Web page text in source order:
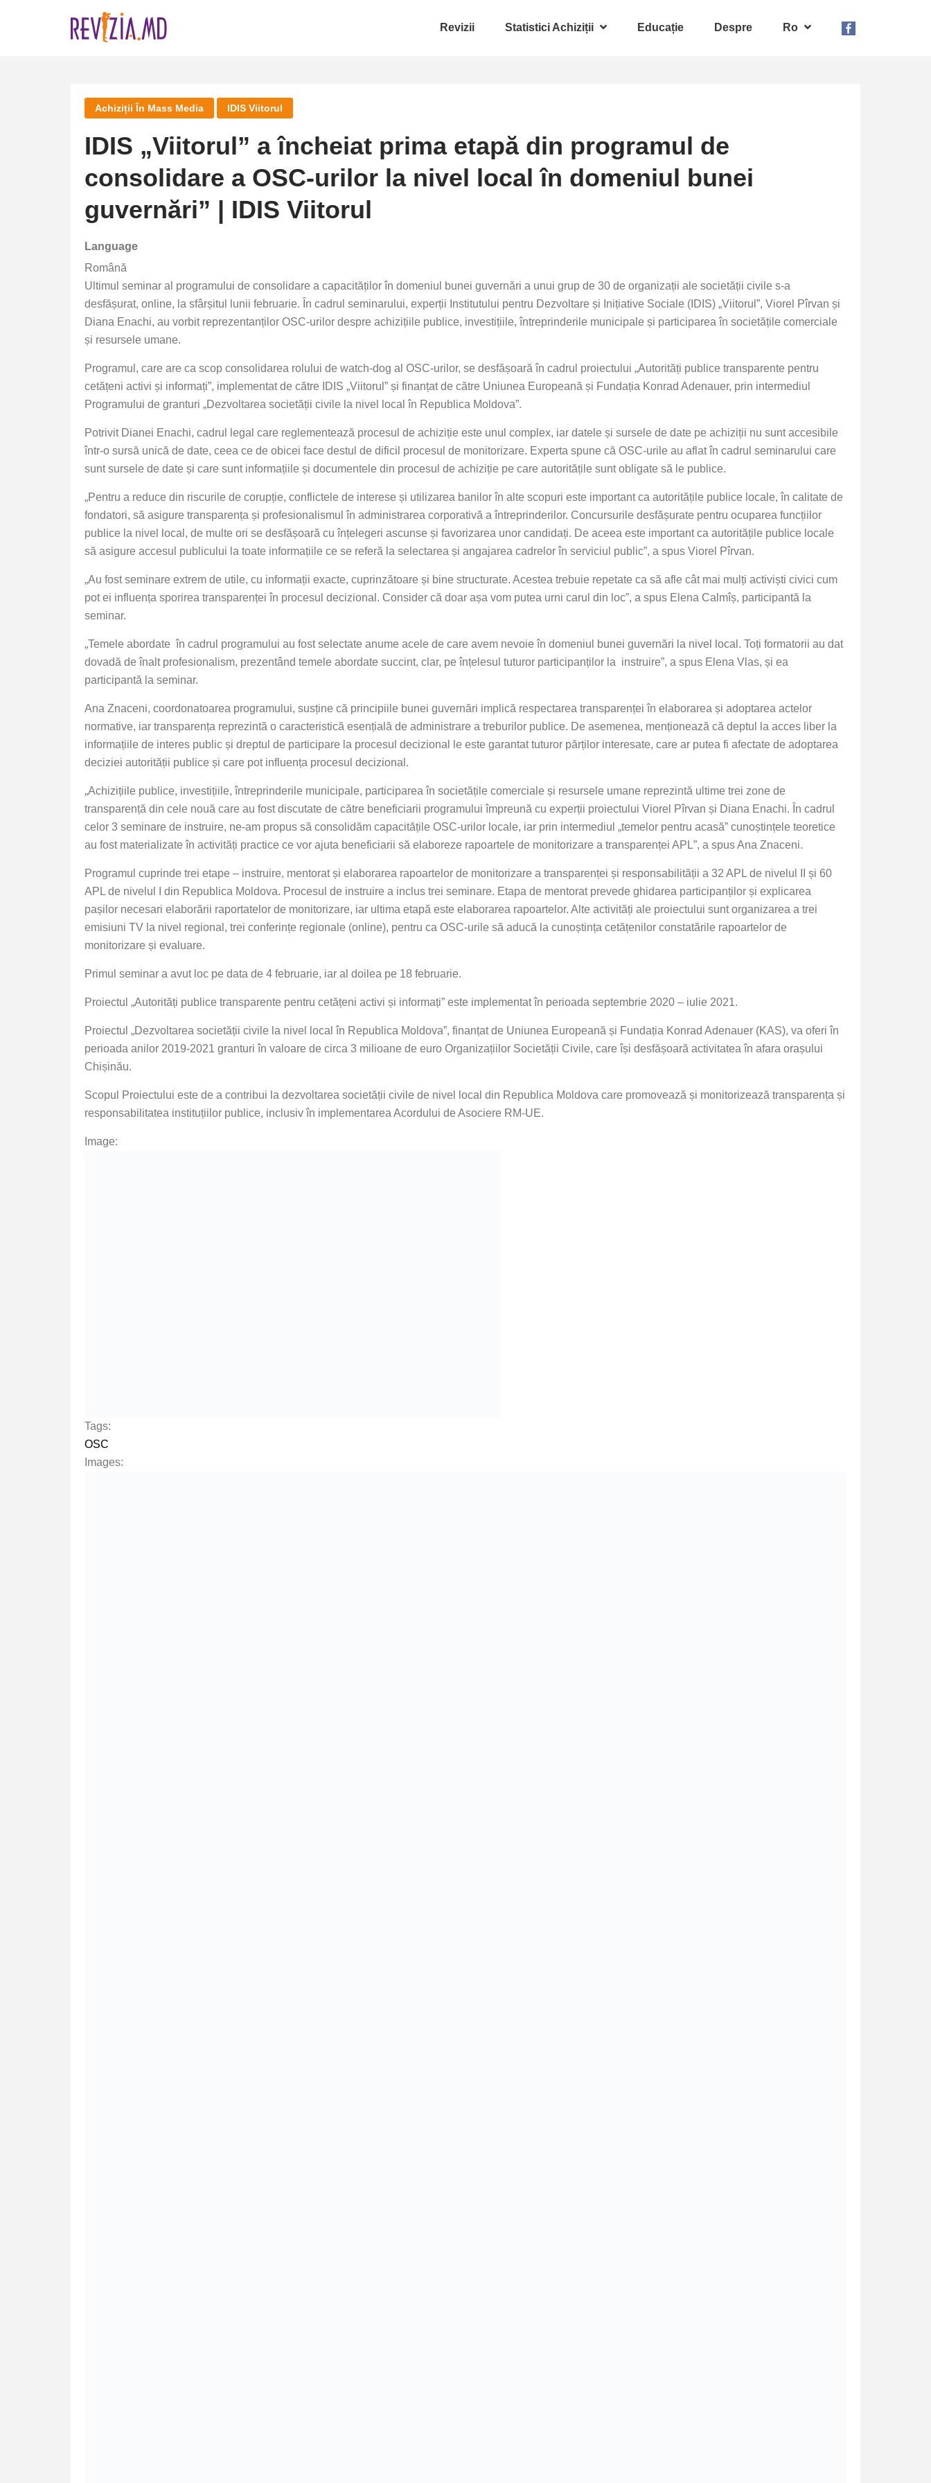
Revizii Statistici Achiziții Educație Despre Ro
Achiziții În Mass Media IDIS Viitorul
IDIS „Viitorul” a încheiat prima etapă din programul de
consolidare a OSC-urilor la nivel local în domeniul bunei
guvernări” | IDIS Viitorul
Language
Română
Ultimul seminar al programului de consolidare a capacităților în domeniul bunei guvernări a unui grup de 30 de organizații ale societății civile s-a
desfășurat, online, la sfârșitul lunii februarie. În cadrul seminarului, experții Institutului pentru Dezvoltare și Inițiative Sociale (IDIS) „Viitorul”, Viorel Pîrvan și
Diana Enachi, au vorbit reprezentanților OSC-urilor despre achizițiile publice, investițiile, întreprinderile municipale și participarea în societățile comerciale
și resursele umane.
Programul, care are ca scop consolidarea rolului de watch-dog al OSC-urilor, se desfășoară în cadrul proiectului „Autorități publice transparente pentru
cetățeni activi și informați”, implementat de către IDIS „Viitorul” și finanțat de către Uniunea Europeană și Fundația Konrad Adenauer, prin intermediul
Programului de granturi „Dezvoltarea societății civile la nivel local în Republica Moldova”.
Potrivit Dianei Enachi, cadrul legal care reglementează procesul de achiziție este unul complex, iar datele și sursele de date pe achiziții nu sunt accesibile
într-o sursă unică de date, ceea ce de obicei face destul de dificil procesul de monitorizare. Experta spune că OSC-urile au aflat în cadrul seminarului care
sunt sursele de date și care sunt informațiile și documentele din procesul de achiziție pe care autoritățile sunt obligate să le publice.
„Pentru a reduce din riscurile de corupție, conflictele de interese și utilizarea banilor în alte scopuri este important ca autoritățile publice locale, în calitate de
fondatori, să asigure transparența și profesionalismul în administrarea corporativă a întreprinderilor. Concursurile desfășurate pentru ocuparea funcțiilor
publice la nivel local, de multe ori se desfășoară cu înțelegeri ascunse și favorizarea unor candidați. De aceea este important ca autoritățile publice locale
să asigure accesul publicului la toate informațiile ce se referă la selectarea și angajarea cadrelor în serviciul public”, a spus Viorel Pîrvan.
„Au fost seminare extrem de utile, cu informații exacte, cuprinzătoare și bine structurate. Acestea trebuie repetate ca să afle cât mai mulți activiști civici cum
pot ei influența sporirea transparenței în procesul decizional. Consider că doar așa vom putea urni carul din loc”, a spus Elena Calmîș, participantă la
seminar.
„Temele abordate în cadrul programului au fost selectate anume acele de care avem nevoie în domeniul bunei guvernări la nivel local. Toți formatorii au dat
dovadă de înalt profesionalism, prezentând temele abordate succint, clar, pe înțelesul tuturor participanților la instruire”, a spus Elena Vlas, și ea
participantă la seminar.
Ana Znaceni, coordonatoarea programului, susține că principiile bunei guvernări implică respectarea transparenței în elaborarea și adoptarea actelor
normative, iar transparența reprezintă o caracteristică esențială de administrare a treburilor publice. De asemenea, menționează că deptul la acces liber la
informațiile de interes public și dreptul de participare la procesul decizional le este garantat tuturor părților interesate, care ar putea fi afectate de adoptarea
deciziei autorității publice și care pot influența procesul decizional.
„Achizițiile publice, investițiile, întreprinderile municipale, participarea în societățile comerciale și resursele umane reprezintă ultime trei zone de
transparență din cele nouă care au fost discutate de către beneficiarii programului împreună cu experții proiectului Viorel Pîrvan și Diana Enachi. În cadrul
celor 3 seminare de instruire, ne-am propus să consolidăm capacitățile OSC-urilor locale, iar prin intermediul „temelor pentru acasă” cunoștințele teoretice
au fost materializate în activități practice ce vor ajuta beneficiarii să elaboreze rapoartele de monitorizare a transparenței APL”, a spus Ana Znaceni.
Programul cuprinde trei etape – instruire, mentorat și elaborarea rapoartelor de monitorizare a transparenței și responsabilității a 32 APL de nivelul II și 60
APL de nivelul I din Republica Moldova. Procesul de instruire a inclus trei seminare. Etapa de mentorat prevede ghidarea participanților și explicarea
pașilor necesari elaborării raportatelor de monitorizare, iar ultima etapă este elaborarea rapoartelor. Alte activități ale proiectului sunt organizarea a trei
emisiuni TV la nivel regional, trei conferințe regionale (online), pentru ca OSC-urile să aducă la cunoștința cetățenilor constatările rapoartelor de
monitorizare și evaluare.
Primul seminar a avut loc pe data de 4 februarie, iar al doilea pe 18 februarie.
Proiectul „Autorități publice transparente pentru cetățeni activi și informați” este implementat în perioada septembrie 2020 – iulie 2021.
Proiectul „Dezvoltarea societății civile la nivel local în Republica Moldova”, finanțat de Uniunea Europeană și Fundația Konrad Adenauer (KAS), va oferi în
perioada anilor 2019-2021 granturi în valoare de circa 3 milioane de euro Organizațiilor Societății Civile, care își desfășoară activitatea în afara orașului
Chișinău.
Scopul Proiectului este de a contribui la dezvoltarea societății civile de nivel local din Republica Moldova care promovează și monitorizează transparența și
responsabilitatea instituțiilor publice, inclusiv în implementarea Acordului de Asociere RM-UE.
Image:
Tags:
OSC
Images: